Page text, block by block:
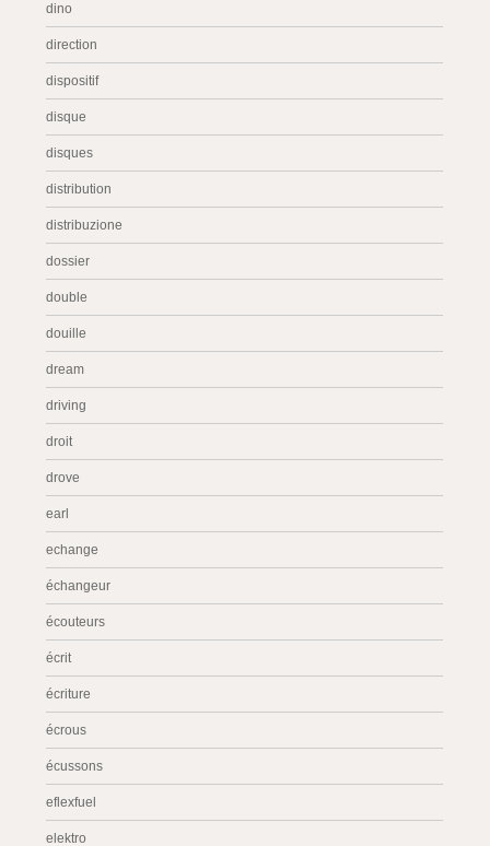
dino
direction
dispositif
disque
disques
distribution
distribuzione
dossier
double
douille
dream
driving
droit
drove
earl
echange
échangeur
écouteurs
écrit
écriture
écrous
écussons
eflexfuel
elektro